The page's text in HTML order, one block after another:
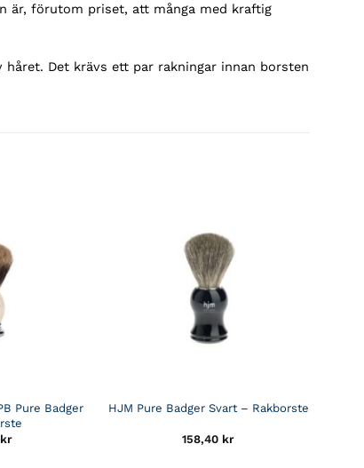
är, förutom priset, att många med kraftig
Det krävs ett par rakningar innan borsten
Pure Badger
kr
HJM Pure Badger Svart – Rakborste
158,40 kr